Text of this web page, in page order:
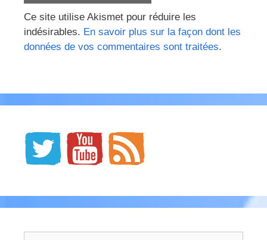
Ce site utilise Akismet pour réduire les
indésirables. En savoir plus sur la façon dont les
données de vos commentaires sont traitées.